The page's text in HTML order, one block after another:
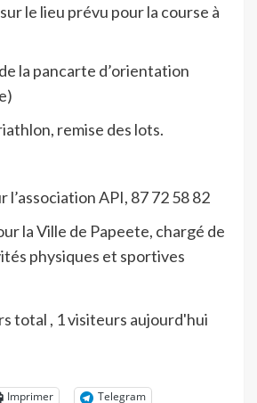
le lieu prévu pour la course à
pancarte d’orientation
remise des lots.
l’association API, 87 72 58 82
la Ville de Papeete, chargé de
physiques et sportives
total , 1 visiteurs aujourd'hui
Imprimer
Telegram